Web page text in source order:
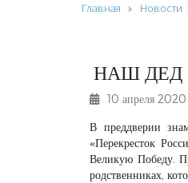
Главная Новости
НАШ ДЕД
10 апреля 2020
В преддверии
«Перекресток
Великую Победу.
родственниках,